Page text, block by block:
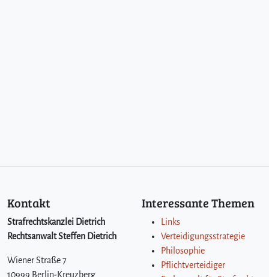
Kontakt
Strafrechtskanzlei Dietrich
Rechtsanwalt Steffen Dietrich
Wiener Straße 7
10999 Berlin-Kreuzberg
Interessante Themen
Links
Verteidigungsstrategie
Philosophie
Pflichtverteidiger